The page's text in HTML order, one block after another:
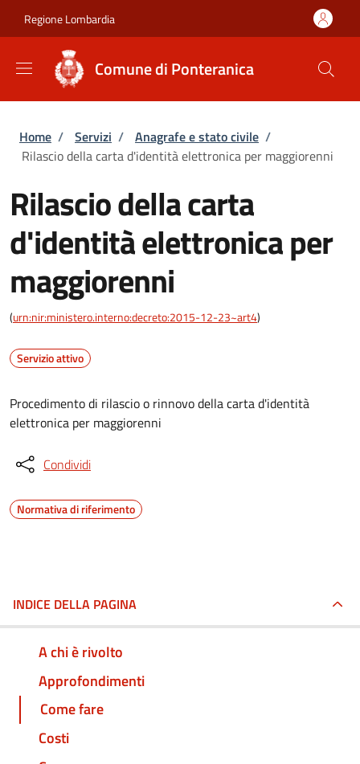
Regione Lombardia
Comune di Ponteranica
Briciole di pane
Home / Servizi / Anagrafe e stato civile /
Rilascio della carta d'identità elettronica per maggiorenni
Rilascio della carta
d'identità elettronica per
maggiorenni
(urn:nir:ministero.interno:decreto:2015-12-23~art4)
Servizio attivo
Procedimento di rilascio o rinnovo della carta d'identità
elettronica per maggiorenni
Condividi
Normativa di riferimento
INDICE DELLA PAGINA
A chi è rivolto
Approfondimenti
Come fare
Costi